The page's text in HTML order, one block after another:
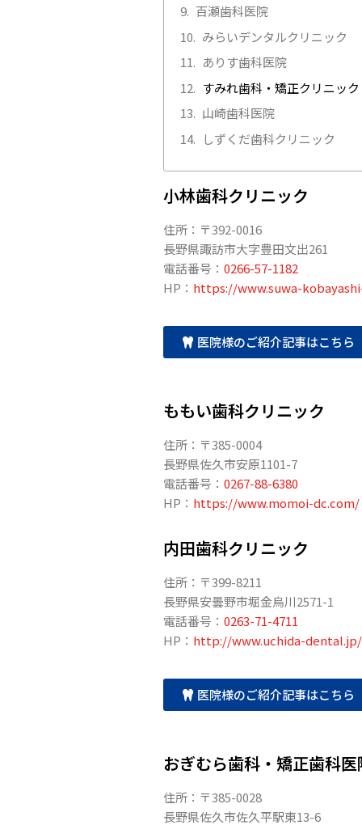
百瀬歯科医院
みらいデンタルクリニック
ありす歯科医院
すみれ歯科・矯正クリニック
山崎歯科医院
しずくだ歯科クリニック
小林歯科クリニック
住所：〒392-0016
長野県諏訪市大字豊田文出261
電話番号： 0266-57-1182
HP： https://www.suwa-
医院様のご紹介記事はこちら
ももい歯科クリニック
住所：〒385-0004
長野県佐久市安原1101-7
電話番号： 0267-88-6380
HP： https://www.momoi-dc.com/
内田歯科クリニック
住所：〒399-8211
長野県安曇野市堀金烏川2571-1
電話番号： 0263-71-4711
HP： http://www.uchida-dental.jp/
医院様のご紹介記事はこちら
おぎむら歯科・矯正歯科医
住所：〒385-0028
長野県佐久市佐久平駅東13-6